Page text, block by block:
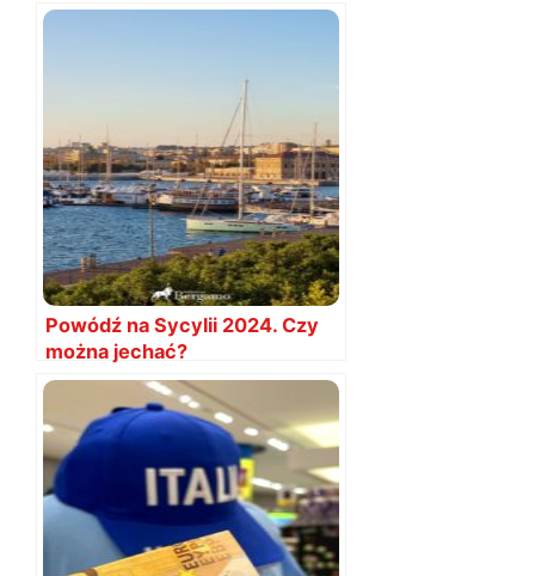
Powódź na Sycylii 2024. Czy
można jechać?